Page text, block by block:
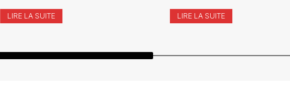
LIRE LA SUITE LIRE LA SUITE